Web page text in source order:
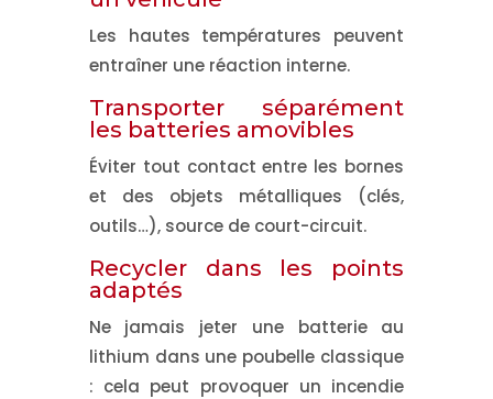
Les hautes températures peuvent
entraîner une réaction interne.
Transporter séparément
les batteries amovibles
Éviter tout contact entre les bornes
et des objets métalliques (clés,
outils…), source de court-circuit.
Recycler dans les points
adaptés
Ne jamais jeter une batterie au
lithium dans une poubelle classique
: cela peut provoquer un incendie